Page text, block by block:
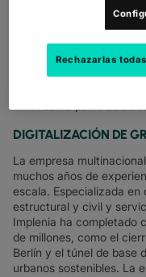
consumen mucho
obra y los capataces
procesos de ejecución
principal proveedor
construcción, también
DIGITALIZACIÓN DE
La empresa
muchos años de
escala. Especializada en
estructural y civil y
Implenia ha completado
de millones, como el
Berlín y el túnel de base
urbanos sostenibles. La
Rechazarlas todas